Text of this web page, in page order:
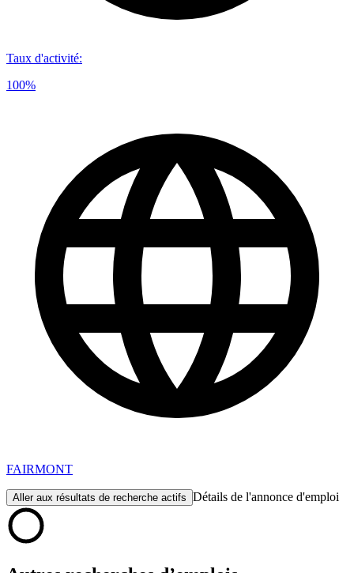
Taux d'activité:
100%
FAIRMONT
Aller aux résultats de recherche actifs Détails de l'annonce d'emploi